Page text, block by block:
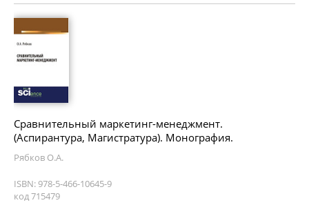
Сравнительный маркетинг-менеджмент.
(Аспирантура, Магистратура). Монография.
Рябков О.А.
ISBN: 978-5-466-10645-9
код 715479